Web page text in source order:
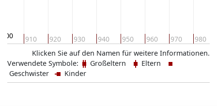
900 910 920 930 940 950 960 970 980
Klicken Sie auf den Namen für weitere Informationen.
Verwendete Symbole:
Großeltern
Eltern
Geschwister
Kinder